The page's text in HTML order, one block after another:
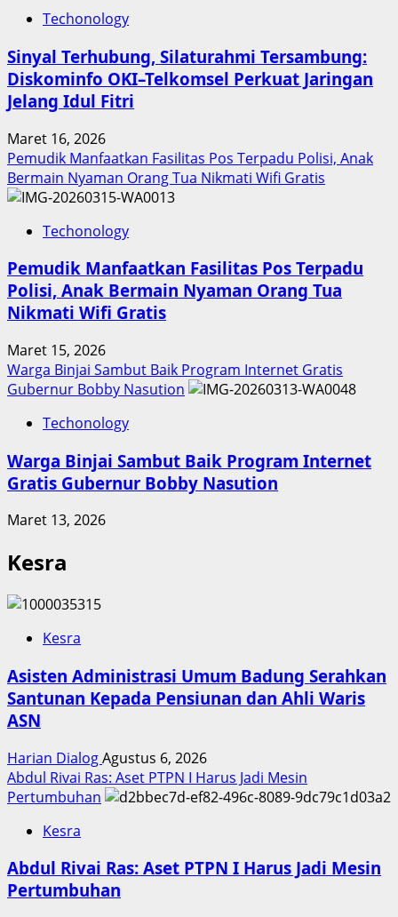
Techonology
Sinyal Terhubung, Silaturahmi Tersambung:
Diskominfo OKI–Telkomsel Perkuat Jaringan
Jelang Idul Fitri
Maret 16, 2026
Pemudik Manfaatkan Fasilitas Pos Terpadu Polisi, Anak
Bermain Nyaman Orang Tua Nikmati Wifi Gratis
Techonology
Pemudik Manfaatkan Fasilitas Pos Terpadu
Polisi, Anak Bermain Nyaman Orang Tua
Nikmati Wifi Gratis
Maret 15, 2026
Warga Binjai Sambut Baik Program Internet Gratis
Gubernur Bobby Nasution
Techonology
Warga Binjai Sambut Baik Program Internet
Gratis Gubernur Bobby Nasution
Maret 13, 2026
Kesra
Kesra
Asisten Administrasi Umum Badung Serahkan
Santunan Kepada Pensiunan dan Ahli Waris
ASN
Harian DialogAgustus 6, 2026
Abdul Rivai Ras: Aset PTPN I Harus Jadi Mesin
Pertumbuhan
Kesra
Abdul Rivai Ras: Aset PTPN I Harus Jadi Mesin
Pertumbuhan